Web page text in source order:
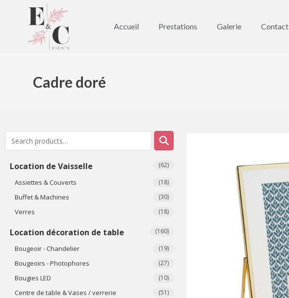
Accueil Prestations Galerie Contact
Cadre doré
Location de Vaisselle (62)
Assiettes & Couverts (18)
Buffet & Machines (30)
Verres (18)
Location décoration de table (160)
Bougeoir - Chandelier (19)
Bougeoirs - Photophores (27)
Bougies LED (10)
Centre de table & Vases / verrerie (51)